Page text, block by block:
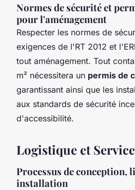
Normes de sécurité et
pour l'aménagement
Respecter les normes de
exigences de l'RT 2012 et
tout aménagement. Tout
m² nécessitera un permis de
garantissant ainsi que les
aux standards de sécurité
d'accessibilité.
Logistique et
Processus de conception,
installation